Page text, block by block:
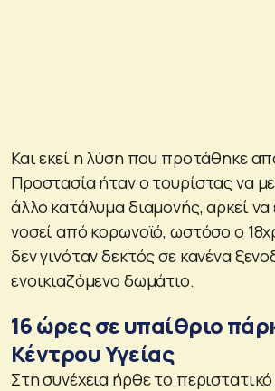
Και εκεί η λύση που προτάθηκε
Προστασία ήταν ο τουρίστας να
άλλο κατάλυμα διαμονής, αρκεί
νοσεί από κορωνοϊό, ωστόσο ο
δεν γινόταν δεκτός σε κανένα
ενοικιαζόμενο δωμάτιο.
16 ώρες σε υπαίθριο
Κέντρου Υγείας
Στη συνέχεια ήρθε το